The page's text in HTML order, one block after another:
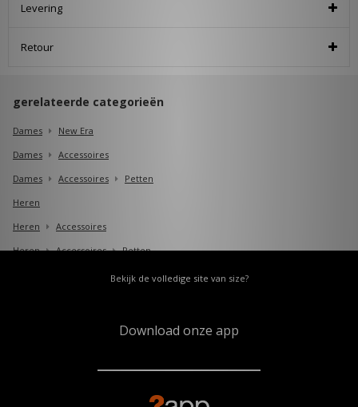
Levering
Retour
gerelateerde categorieën
Dames
New Era
Dames
Accessoires
Dames
Accessoires
Petten
Heren
Heren
Accessoires
Heren
Accessoires Petten
Bekijk de volledige site van size?
Download onze app